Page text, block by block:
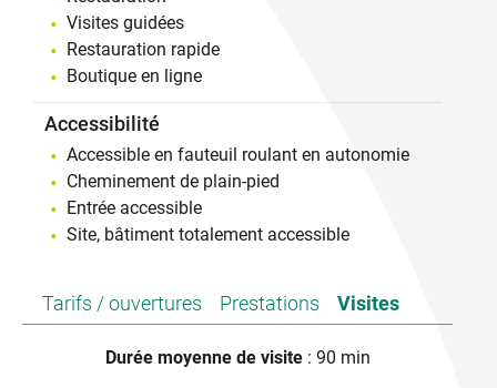
- Animaux autorisés tenus en laisse
- Nos espaces sont accessibles en poussette et aux
personnes à mobilité réduite.
- Promenades et photos dans les champs sont libres
et fortement conseillées.
sur demande
Visites guidées
Restauration rapide
Boutique en ligne
Accessibilité
Accessible en fauteuil roulant en autonomie
Cheminement de plain-pied
Entrée accessible
Site, bâtiment totalement accessible
Tarifs / ouvertures Prestations Visites
Durée moyenne de visite: 90 min